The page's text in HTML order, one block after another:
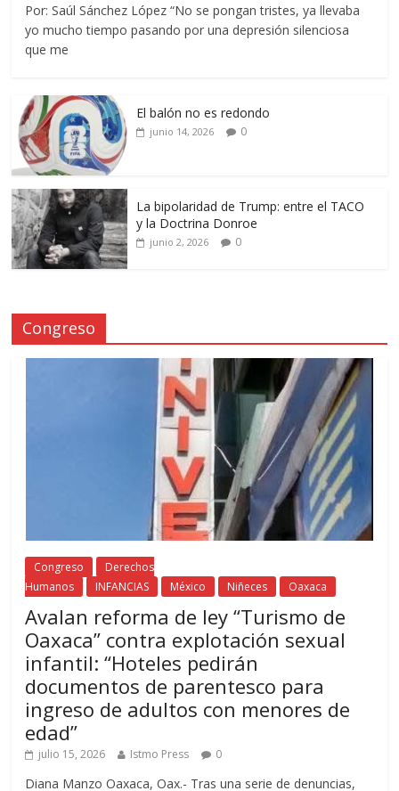
Por: Saúl Sánchez López “No se pongan tristes, ya llevaba
yo mucho tiempo pasando por una depresión silenciosa
que me
El balón no es redondo
junio 14, 2026 0
La bipolaridad de Trump: entre el TACO
y la Doctrina Donroe
junio 2, 2026 0
Congreso
Congreso
Derechos
Humanos
INFANCIAS México Niñeces Oaxaca
Avalan reforma de ley “Turismo de
Oaxaca” contra explotación sexual
infantil: “Hoteles pedirán
documentos de parentesco para
ingreso de adultos con menores de
edad”
julio 15, 2026 Istmo Press 0
Diana Manzo Oaxaca, Oax.- Tras una serie de denuncias,